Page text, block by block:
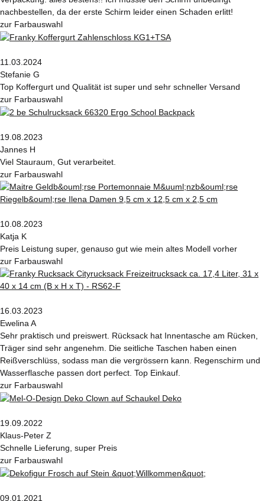
nachbestellen, da der erste Schirm leider einen Schaden erlitt!
zur Farbauswahl
11.03.2024
Stefanie G
Top Koffergurt und Qualität ist super und sehr schneller Versand
zur Farbauswahl
19.08.2023
Jannes H
Viel Stauraum, Gut verarbeitet.
zur Farbauswahl
10.08.2023
Katja K
Preis Leistung super, genauso gut wie mein altes Modell vorher
zur Farbauswahl
16.03.2023
Ewelina A
Sehr praktisch und preiswert. Rücksack hat Innentasche am Rücken,
Träger sind sehr angenehm. Die seitliche Taschen haben einen
Reißverschlüss, sodass man die vergrössern kann. Regenschirm und
Wasserflasche passen dort perfect. Top Einkauf.
zur Farbauswahl
19.09.2022
Klaus-Peter Z
Schnelle Lieferung, super Preis
zur Farbauswahl
09.01.2021